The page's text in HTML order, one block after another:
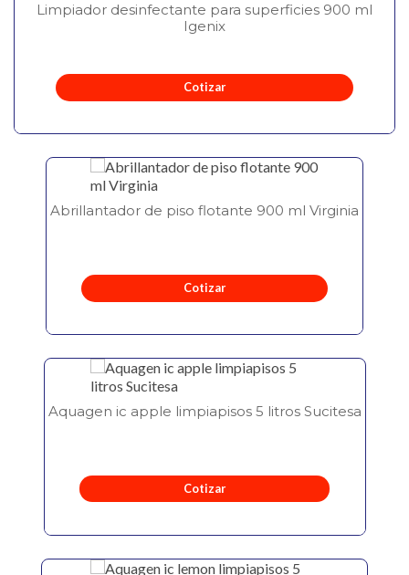
Limpiador desinfectante para superficies 900 ml
Igenix
Cotizar
Abrillantador de piso flotante 900 ml Virginia
Cotizar
Aquagen ic apple limpiapisos 5 litros Sucitesa
Cotizar